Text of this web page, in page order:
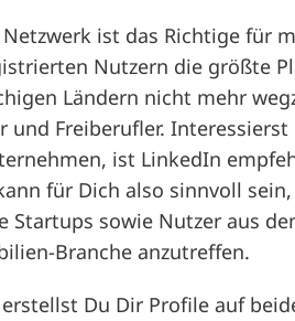
ist das Richtige für
Nutzern die größte
Ländern nicht mehr
und Freiberufler.
ist LinkedIn
für Dich also sinnvoll
Startups sowie Nutzer aus
Branche anzutreffen.
Du Dir Profile auf